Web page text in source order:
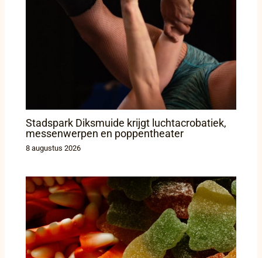
Stadspark Diksmuide krijgt luchtacrobatiek,
messenwerpen en poppentheater
8 augustus 2026